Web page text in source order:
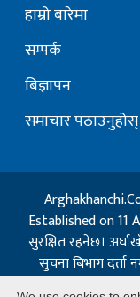
हाम्रो बारेमा
सम्पर्क
बिज्ञापन
समाचार पठाउनुहोस्
Established on 11
सुरक्षित रहनेछ।
सुचना बिभाग दर्ता
नम्बर: १३२ /